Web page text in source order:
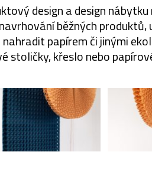
design a design nábytku
běžných produktů,
papírem či jinými
stoličky, křeslo nebo